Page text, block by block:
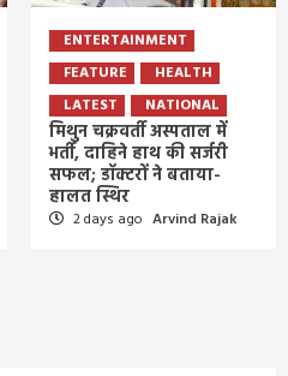
ENTERTAINMENT
FEATURE
HEALTH
LATEST
NATIONAL
मिथुन चक्रवर्ती अस्पताल में
भर्ती, दाहिने हाथ की सर्जरी
सफल; डॉक्टरों ने बताया-
हालत स्थिर
2 days ago Arvind Rajak